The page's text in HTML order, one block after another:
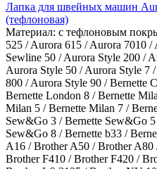
Лапка для швейных машин
(тефлоновая)
Материал: с тефлоновым
525 / Aurora 615 / Aurora 7010
Sewline 50 / Aurora Style 200 /
Aurora Style 50 / Aurora Style 7
800 / Aurora Style 90 / Bernette
Bernette London 8 / Bernette
Milan 5 / Bernette Milan 7 /
Sew&Go 3 / Bernette Sew&Go
Sew&Go 8 / Bernette b33 /
A16 / Brother A50 / Brother
Brother F410 / Brother F420 /